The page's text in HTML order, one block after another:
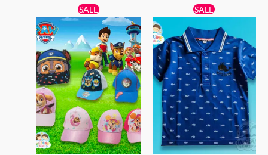
SALE
始
格：
$69。
目
前
價
格：
$59。
產
品
有
多
種
款
式。
可
在
SALE
始
價
格：
$50。
目
前
價
格：
$39。
品
有
多
種
款
式。
可
在